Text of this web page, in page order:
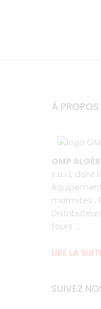
À PROPOS
OMP
s.a.r.l, dont
marmites ,
fours ...
LIRE LA
SUIVEZ